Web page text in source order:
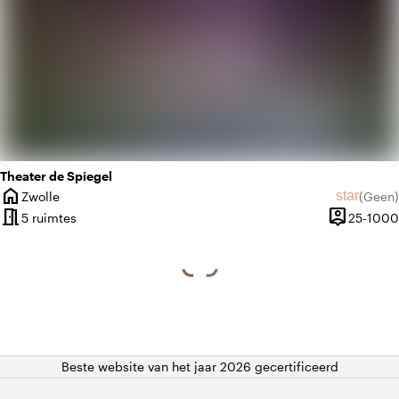
Theater de Spiegel
home
Plaats
Zwolle star(Geen)
Geen
meeting_room5 ruimtes person_pin
Capaciteit
25-1000
Beste website van het jaar 2026 gecertificeerd